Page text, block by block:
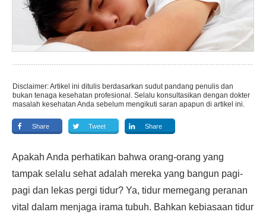
Disclaimer: Artikel ini ditulis berdasarkan sudut pandang penulis dan
bukan tenaga kesehatan profesional. Selalu konsultasikan dengan dokter
masalah kesehatan Anda sebelum mengikuti saran apapun di artikel ini.
Share Tweet Share
Apakah Anda perhatikan bahwa orang-orang yang
tampak selalu sehat adalah mereka yang bangun pagi-
pagi dan lekas pergi tidur? Ya, tidur memegang peranan
vital dalam menjaga irama tubuh. Bahkan kebiasaan tidur